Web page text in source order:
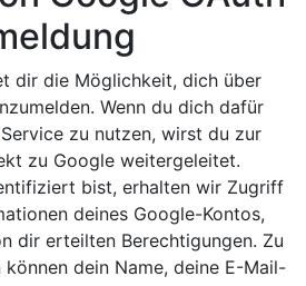
dir die Möglichkeit, dich über
Wenn du dich dafür
zu nutzen, wirst du zur
zu Google weitergeleitet.
bist, erhalten wir Zugriff
deines Google-Kontos,
dir erteilten Berechtigungen. Zu
dein Name, deine E-Mail-